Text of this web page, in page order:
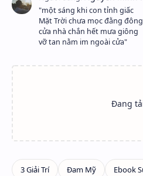
"một sáng khi con tỉnh giấc
Mặt Trời chưa mọc đằng đông
cửa nhà chắn hết mưa giông
vỡ tan nằm im ngoài cửa"